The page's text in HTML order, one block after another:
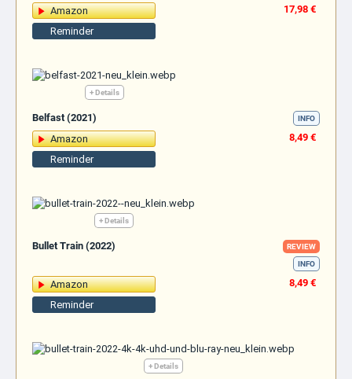
Amazon
17,98 €
Reminder
+ Details
Belfast (2021) INFO
Amazon
8,49 €
Reminder
+ Details
Bullet Train (2022)
REVIEW
INFO
Amazon
8,49 €
Reminder
+ Details